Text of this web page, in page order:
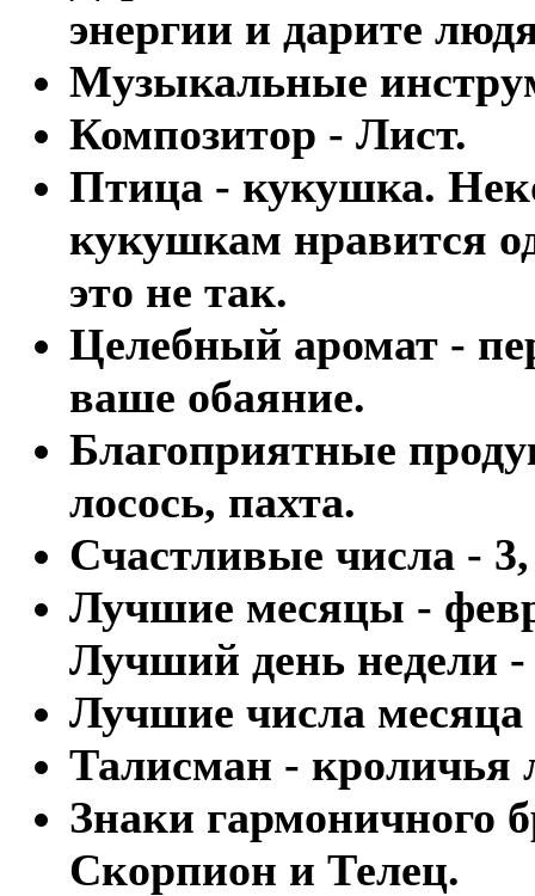
энергии и дарите
Музыкальные
Композитор - Лист.
Птица - кукушка.
кукушкам нравится
это не так.
Целебный аромат -
ваше обаяние.
Благоприятные
лосось, пахта.
Счастливые числа -
Лучшие месяцы -
Лучший день недели -
Лучшие числа месяца
Талисман - кроличья
Знаки гармоничного
Скорпион и Телец.